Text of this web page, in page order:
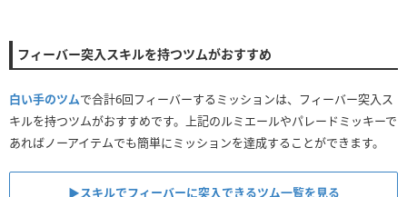
フィーバー突入スキルを持つツムがおすすめ
白い手のツムで合計6回フィーバーするミッションは、フィーバー突入ス
キルを持つツムがおすすめです。上記のルミエールやパレードミッキーで
あればノーアイテムでも簡単にミッションを達成することができます。
▶︎スキルでフィーバーに突入できるツム一覧を見る